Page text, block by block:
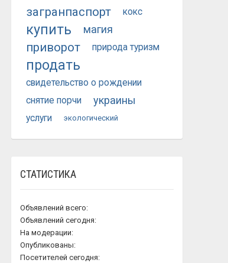
загранпаспорт кокс
купить магия
приворот природа туризм
продать
свидетельство о рождении
снятие порчи
украины
услуги экологический
СТАТИСТИКА
Объявлений всего:
Объявлений сегодня:
На модерации:
Опубликованы:
Посетителей сегодня: